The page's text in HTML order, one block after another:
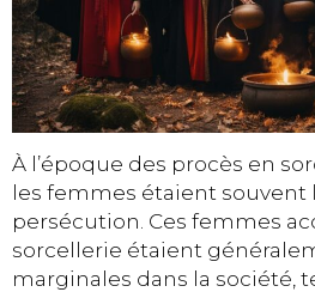
À l’époque des procès en
les femmes étaient souvent
persécution. Ces femmes
sorcellerie étaient
marginales dans la société,